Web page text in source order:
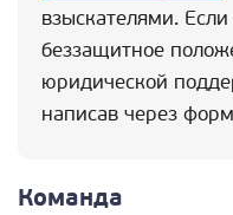
взыскателями. Если
беззащитное
юридической
написав через
Команда